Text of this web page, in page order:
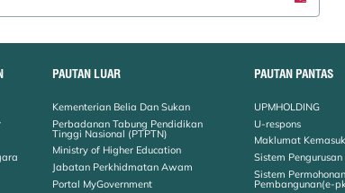
PAUTAN LUAR
Kementerian Belia Dan Sukan
Perbadanan Tabung Pendidikan
Tinggi Nasional (PTPTN)
Ministry of Higher Education
Jabatan Perkhidmatan Awam
Portal MyGovernment
PAUTAN PANTAS
UPMHOLDING
U-respons
Maklumat
Sistem Pengurusan
Sistem
Pembangunan(e-